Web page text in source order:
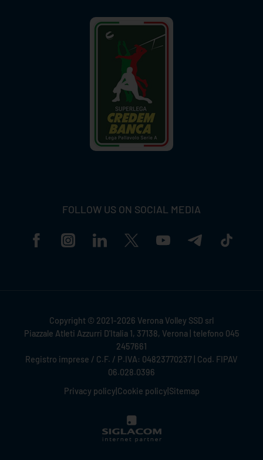
FOLLOW US ON SOCIAL MEDIA
Copyright © 2021-2026 Verona Volley SSD srl
Piazzale Atleti Azzurri D'Italia 1, 37138, Verona | telefono 045
2457661
Registro imprese / C.F. / P.IVA: 04823770237 | Cod. FIPAV
06.028.0396
Privacy policy Cookie policy Sitemap